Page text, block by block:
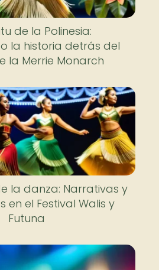
de la Polinesia:
la historia detrás del
la Merrie Monarch
la danza: Narrativas y
en el Festival Walis y
Futuna